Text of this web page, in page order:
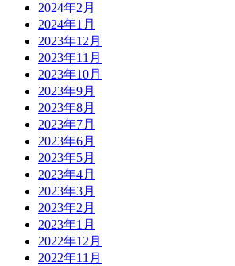
2024年2月
2024年1月
2023年12月
2023年11月
2023年10月
2023年9月
2023年8月
2023年7月
2023年6月
2023年5月
2023年4月
2023年3月
2023年2月
2023年1月
2022年12月
2022年11月